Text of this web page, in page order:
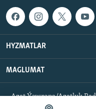
HYZMATLAR
MAGLUMAT
Azat Ýewropa/Azatlyk
hukuklar goralan.